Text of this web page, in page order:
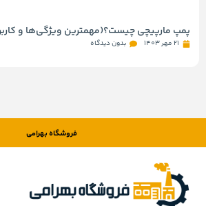
پمپ مارپیچی چیست؟(مهمترین ویژگی‌ها و
21 مهر 1403 بدون دیدگاه
فروشگاه بهرامی